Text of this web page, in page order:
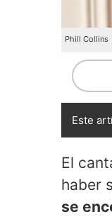
Phill Collins
Este
El
haber
se